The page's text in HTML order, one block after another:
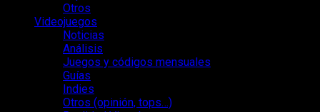
Otros
Videojuegos
Noticias
Análisis
Juegos y códigos mensuales
Guías
Indies
Otros (opinión, tops…)